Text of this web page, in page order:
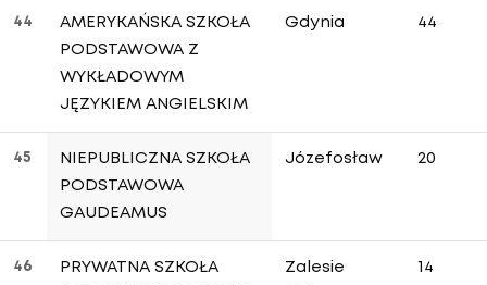
44
AMERYKAŃSKA SZKOŁA
PODSTAWOWA Z
WYKŁADOWYM
JĘZYKIEM ANGIELSKIM
Gdynia 44
45
NIEPUBLICZNA SZKOŁA
PODSTAWOWA
GAUDEAMUS
Józefosław 20
46
PRYWATNA SZKOŁA
Zalesie
14